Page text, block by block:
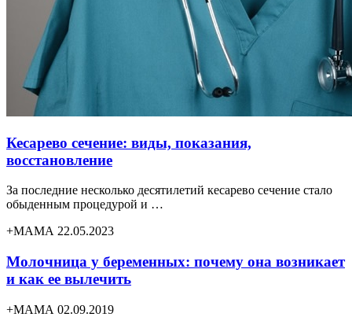
Кесарево сечение: виды, показания,
восстановление
За последние несколько десятилетий кесарево сечение стало
обыденным процедурой и …
+МАМА 22.05.2023
Молочница у беременных: почему она возникает
и как ее вылечить
+МАМА 02.09.2019